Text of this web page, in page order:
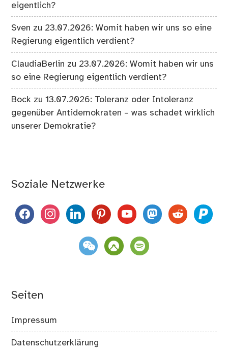
eigentlich?
Sven zu 23.07.2026: Womit haben wir uns so eine
Regierung eigentlich verdient?
ClaudiaBerlin zu 23.07.2026: Womit haben wir uns
so eine Regierung eigentlich verdient?
Bock zu13.07.2026: Toleranz oder Intoleranz
gegenüber Antidemokraten – was schadet wirklich
unserer Demokratie?
Soziale Netzwerke
facebookinstagramlinkedinpinterestyoutubemastodon
reddit paypal
weixin komootspotify
Seiten
Impressum
Datenschutzerklärung